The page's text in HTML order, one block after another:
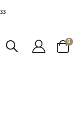
Cart
0